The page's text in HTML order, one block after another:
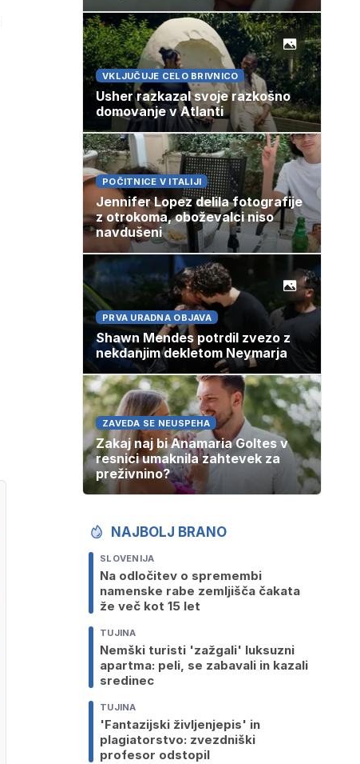
VKLJUČUJE CELO BRIVNICO
Usher razkazal svoje razkošno
domovanje v Atlanti
POČITNICE V ITALIJI
Jennifer Lopez delila fotografije
z otrokoma, oboževalci niso
navdušeni
PRVA URADNA OBJAVA
Shawn Mendes potrdil zvezo z
nekdanjim dekletom Neymarja
ZAVEDA SE NEUSPEHA
Zakaj naj bi Anamaria Goltes v
resnici umaknila zahtevek za
preživnino?
NAJBOLJ BRANO
SLOVENIJA
Na odločitev o spremembi
namenske rabe zemljišča čakata
že več kot 15 let
TUJINA
Nemški turisti 'zažgali' luksuzni
apartma: peli, se zabavali in kazali
sredinec
TUJINA
'Fantazijski življenjepis' in
plagiatorstvo: zvezdniški
profesor odstopil